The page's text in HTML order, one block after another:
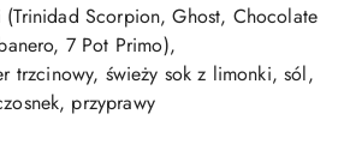
Scorpion, Ghost, Chocolate
7 Pot Primo),
trzcinowy, świeży sok z limonki, sól,
przyprawy